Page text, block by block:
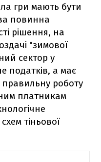
гри мають бути
повинна
рішення, на
"зимової
сектор у
податків, а має
роботу
платникам
тіньової